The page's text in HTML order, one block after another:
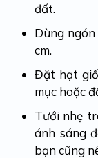
đất.
Dùng
cm.
Đặt hạt
mục hoặc
Tưới nhẹ
ánh sáng
bạn cũng